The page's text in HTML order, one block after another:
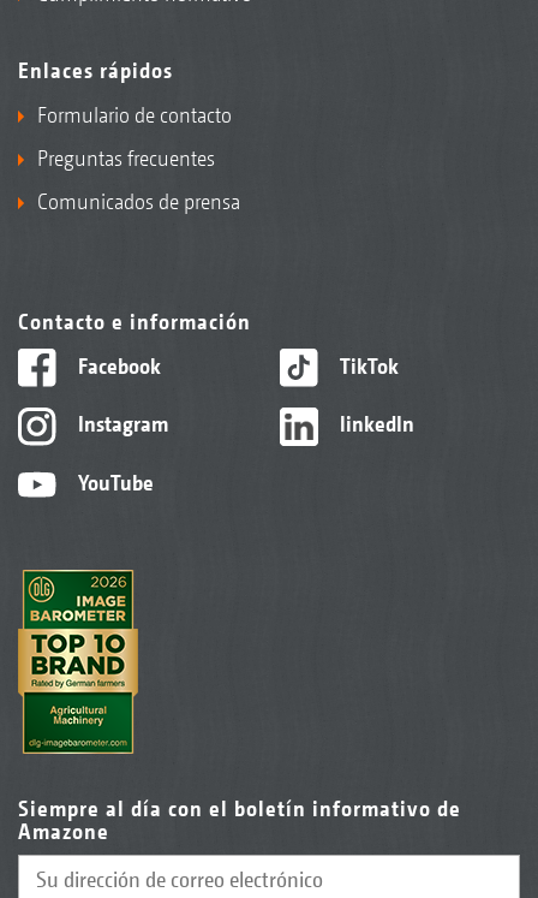
Enlaces rápidos
Formulario de contacto
Preguntas frecuentes
Comunicados de prensa
Contacto e información
Facebook
Instagram
YouTube
TikTok
linkedIn
Siempre al día con el boletín informativo de
Amazone